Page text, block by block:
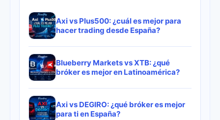
Axi vs Plus500: ¿cuál es mejor para
hacer trading desde España?
Blueberry Markets vs XTB: ¿qué
bróker es mejor en Latinoamérica?
Axi vs DEGIRO: ¿qué bróker es mejor
para ti en España?